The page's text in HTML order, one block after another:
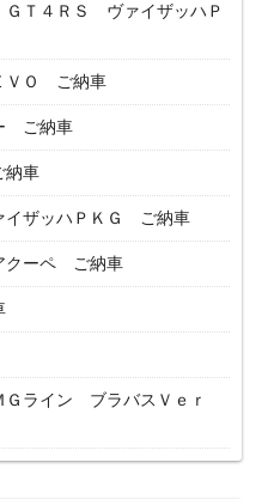
Ｔ４ＲＳ ヴァイザッハＰ
ＶＯ ご納車
ご納車
車
ザッハＰＫＧ ご納車
クーペ ご納車
ライン ブラバスＶｅｒ